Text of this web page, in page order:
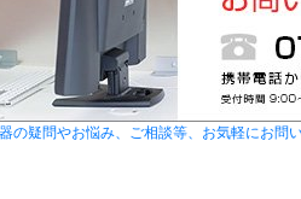
の疑問やお悩み、ご相談等、お気軽にお問